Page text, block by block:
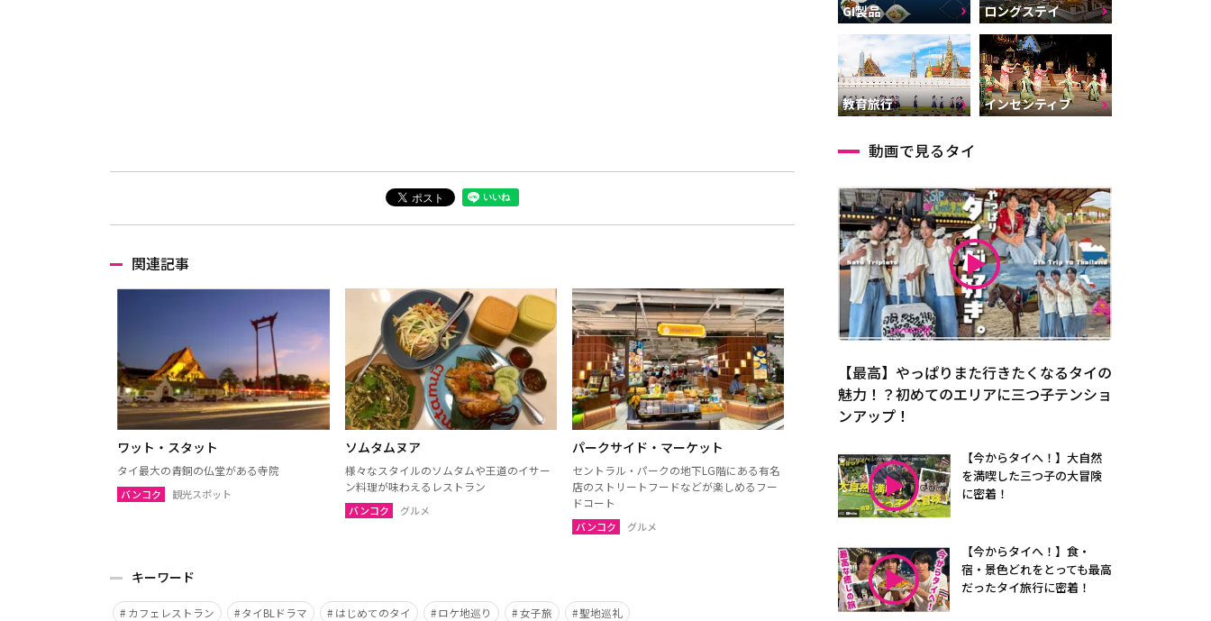
関連記事
ワット・スタット
タイ最大の青銅の仏堂がある寺院
バンコク 観光スポット
ソムタムヌア
様々なスタイルのソムタムや王道のイサー
ン料理が味わえるレストラン
バンコク グルメ
パークサイド・マーケット
セントラル・パークの地下LG階にある有名
店のストリートフードなどが楽しめるフー
ドコート
バンコク グルメ
キーワード
カフェレストラン タイBLドラマ はじめてのタイ ロケ地巡り 女子旅 聖地巡礼
GI製品 ロングステイ
教育旅行 インセンティブ
動画で見るタイ
【最高】やっぱりまた行きたくなるタイの
魅力！？初めてのエリアに三つ子テンショ
ンアップ！
【今からタイへ！】大自然
を満喫した三つ子の大冒険
に密着！
【今からタイへ！】食・
宿・景色どれをとっても最高
だったタイ旅行に密着！